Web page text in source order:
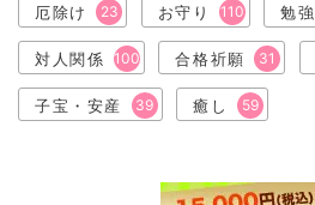
厄除け 23 お守り 110 勉強
対人関係 100 合格祈願 31
子宝・安産 39 癒し 59